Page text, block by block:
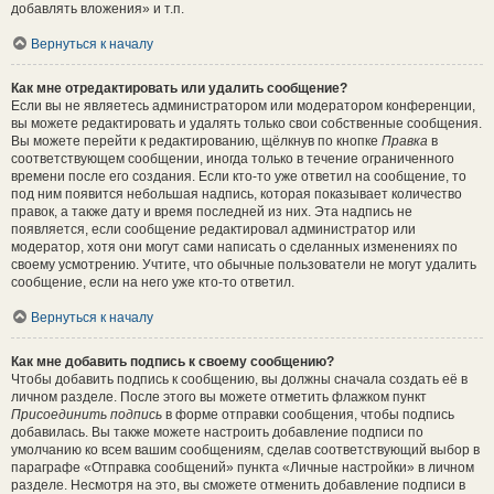
добавлять вложения» и т.п.
Вернуться к началу
Как мне отредактировать или удалить сообщение?
Если вы не являетесь администратором или модератором конференции,
вы можете редактировать и удалять только свои собственные сообщения.
Вы можете перейти к редактированию, щёлкнув по кнопке Правка в
соответствующем сообщении, иногда только в течение ограниченного
времени после его создания. Если кто-то уже ответил на сообщение, то
под ним появится небольшая надпись, которая показывает количество
правок, а также дату и время последней из них. Эта надпись не
появляется, если сообщение редактировал администратор или
модератор, хотя они могут сами написать о сделанных изменениях по
своему усмотрению. Учтите, что обычные пользователи не могут удалить
сообщение, если на него уже кто-то ответил.
Вернуться к началу
Как мне добавить подпись к своему сообщению?
Чтобы добавить подпись к сообщению, вы должны сначала создать её в
личном разделе. После этого вы можете отметить флажком пункт
Присоединить подпись в форме отправки сообщения, чтобы подпись
добавилась. Вы также можете настроить добавление подписи по
умолчанию ко всем вашим сообщениям, сделав соответствующий выбор в
параграфе «Отправка сообщений» пункта «Личные настройки» в личном
разделе. Несмотря на это, вы сможете отменить добавление подписи в